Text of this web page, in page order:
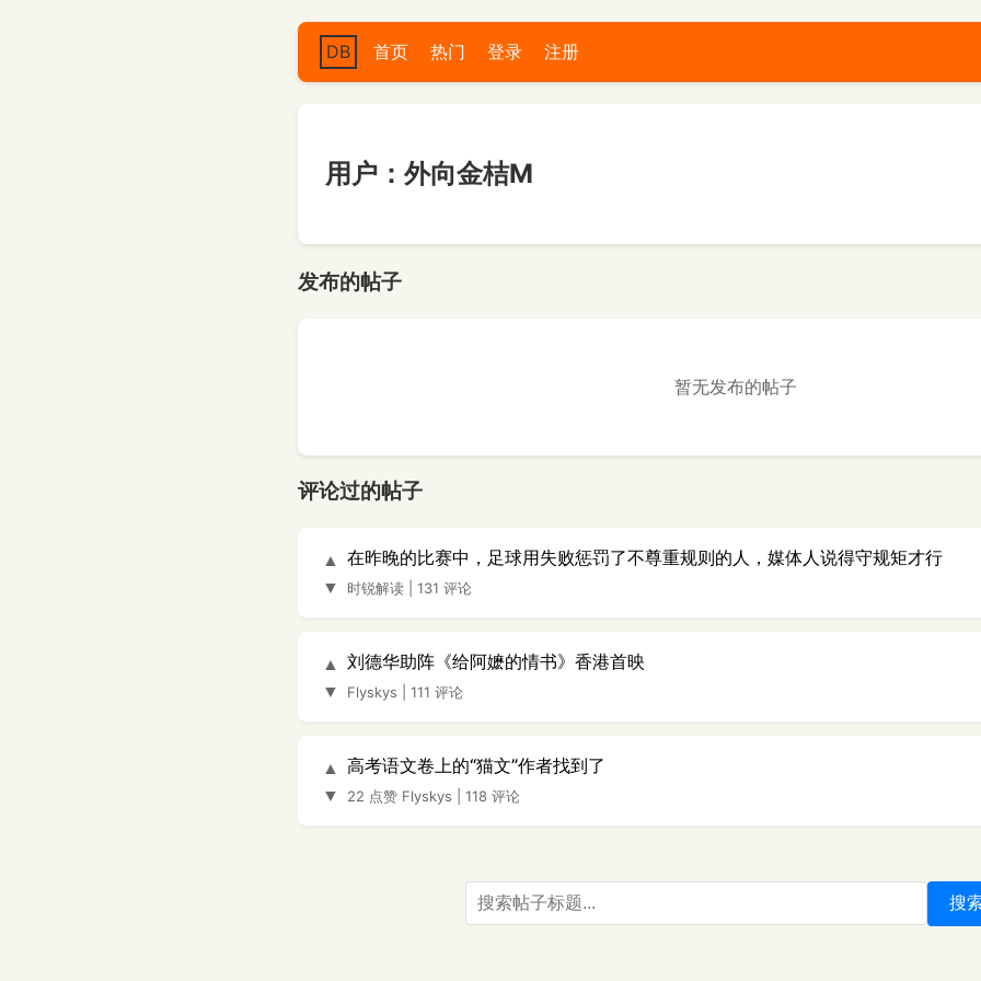
DB 首页 热门 登录 注册
用户：外向金桔M
发布的帖子
暂无发布的帖子
评论过的帖子
▲
▼
在昨晚的比赛中，足球用失败惩罚了不尊重规则的人，媒体人说得守规矩才行
时锐解读 131 评论
▲
▼
刘德华助阵《给阿嬷的情书》香港首映
Flyskys 111 评论
▲
▼
高考语文卷上的“猫文”作者找到了
22 点赞 Flyskys 118 评论
搜